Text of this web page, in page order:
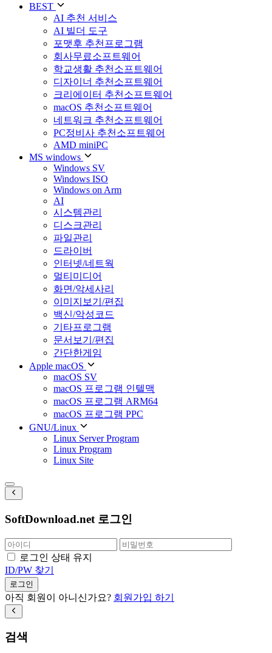
BEST
AI 추천 서비스
AI 빌더 도구
포맷후 추천프로그램
회사무료소프트웨어
학교생활 추천소프트웨어
디자이너 추천소프트웨어
크리에이터 추천소프트웨어
macOS 추천소프트웨어
네트워크 추천소프트웨어
PC정비사 추천소프트웨어
AMD miniPC
MS windows
Windows SV
Windows ISO
Windows on Arm
AI
시스템관리
디스크관리
파일관리
드라이버
인터넷/네트웍
멀티미디어
화면/악세사리
이미지보기/편집
백신/악성코드
기타프로그램
문서보기/편집
간단한게임
Apple macOS
macOS SV
macOS 프로그램 인텔맥
macOS 프로그램 ARM64
macOS 프로그램 PPC
GNU/Linux
Linux Server Program
Linux Program
Linux Site
SoftDownload.net 로그인
로그인 상태 유지
ID/PW 찾기
로그인
아직 회원이 아니신가요? 회원가입 하기
검색